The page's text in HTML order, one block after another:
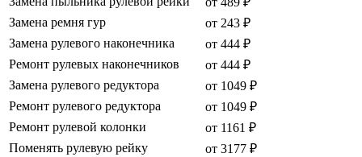
Замена ремня гур
от 243 ₽
Замена рулевого наконечника
от 444 ₽
Ремонт рулевых наконечников
от 444 ₽
Замена рулевого редуктора
от 1049 ₽
Ремонт рулевого редуктора
от 1049 ₽
Ремонт рулевой колонки
от 1161 ₽
Поменять рулевую рейку
от 3177 ₽